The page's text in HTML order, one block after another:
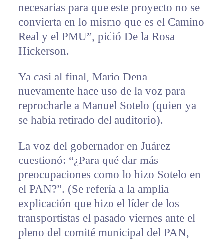
necesarias para que este proyecto no se
convierta en lo mismo que es el Camino
Real y el PMU”, pidió De la Rosa
Hickerson.
Ya casi al final, Mario Dena
nuevamente hace uso de la voz para
reprocharle a Manuel Sotelo (quien ya
se había retirado del auditorio).
La voz del gobernador en Juárez
cuestionó: “¿Para qué dar más
preocupaciones como lo hizo Sotelo en
el PAN?”. (Se refería a la amplia
explicación que hizo el líder de los
transportistas el pasado viernes ante el
pleno del comité municipal del PAN,